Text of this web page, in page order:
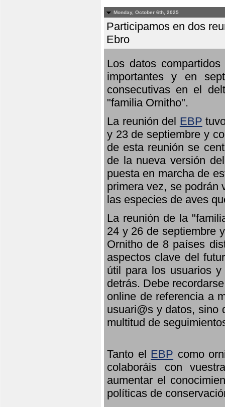
Monday, October 6th, 2025
Participamos en dos
Ebro
Los datos
importantes y en
consecutivas en el
"familia Ornitho".
La reunión del EBP
y 23 de septiembre y
de esta reunión se
de la nueva versión
puesta en marcha de
primera vez, se podrán
las especies de aves
La reunión de la
24 y 26 de septiembre
Ornitho de 8 países
aspectos clave del
útil para los usuarios
detrás. Debe
online de referencia a
usuari@s y datos, sino
multitud de
Tanto el EBP como
colaboráis con
aumentar el
políticas de